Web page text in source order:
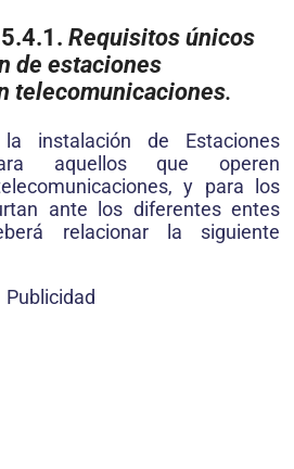
Requisitos únicos
de estaciones
telecomunicaciones.
instalación de Estaciones
aquellos que operen
y para los
ante los diferentes entes
relacionar la siguiente
Publicidad